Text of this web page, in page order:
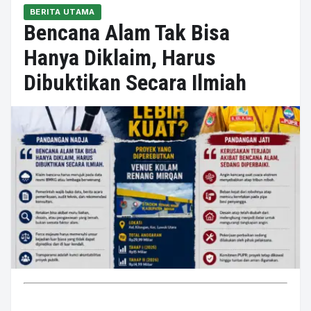
BERITA UTAMA
Bencana Alam Tak Bisa
Hanya Diklaim, Harus
Dibuktikan Secara Ilmiah